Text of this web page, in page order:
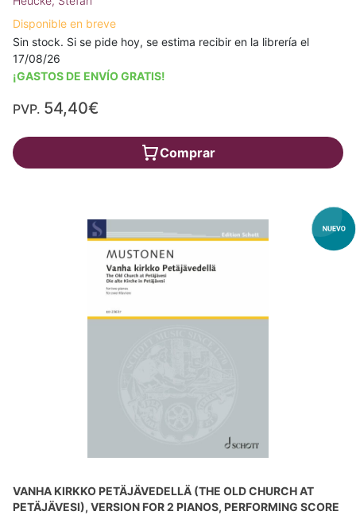
Disponible en breve
Sin stock. Si se pide hoy, se estima recibir en la librería el
17/08/26
¡GASTOS DE ENVÍO GRATIS!
PVP. 54,40€
Comprar
VANHA KIRKKO PETÄJÄVEDELLÄ (THE OLD CHURCH AT
PETÄJÄVESI), VERSION FOR 2 PIANOS, PERFORMING SCORE